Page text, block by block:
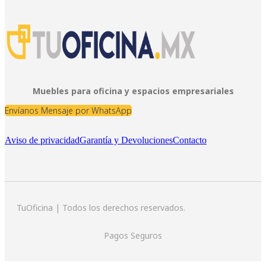
Muebles para oficina y espacios empresariales
Envíanos Mensaje por WhatsApp
Aviso de privacidadGarantía y DevolucionesContacto
TuOficina | Todos los derechos reservados.
Pagos Seguros